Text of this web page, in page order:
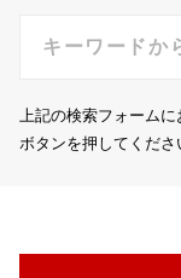
上記の検索フォームに
ボタンを押してくださ